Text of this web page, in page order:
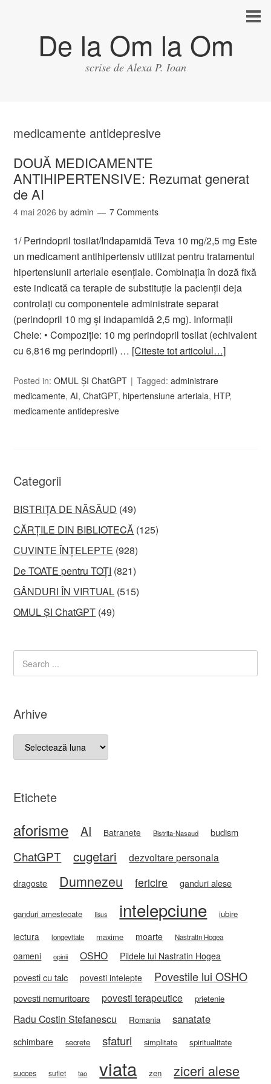
De la Om la Om
scrise de Alexa P. Ioan
medicamente antidepresive
DOUĂ MEDICAMENTE
ANTIHIPERTENSIVE: Rezumat generat
de AI
4 mai 2026 byadmin 7 Comments
1/ Perindopril tosilat/Indapamidă Teva 10 mg/2,5 mg Este
un medicament antihipertensiv utilizat pentru tratamentul
hipertensiunii arteriale esențiale. Combinația în doză fixă
este indicată ca terapie de substituție la pacienții deja
controlați cu componentele administrate separat
(perindopril 10 mg și indapamidă 2,5 mg). Informații
Cheie: • Compoziție: 10 mg perindopril tosilat (echivalent
cu 6,816 mg perindopril) … [Citeste tot articolul…]
Posted in:OMUL ȘI ChatGPT Tagged:administrare
medicamente,AI,ChatGPT, hipertensiune arteriala, HTP,
medicamente antidepresive
Categorii
BISTRIȚA DE NĂSĂUD (49)
CĂRȚILE DIN BIBLIOTECĂ (125)
CUVINTE ÎNȚELEPTE (928)
De TOATE pentru TOȚI (821)
GÂNDURI ÎN VIRTUAL (515)
OMUL ȘI ChatGPT (49)
Arhive
Arhive
Etichete
aforisme AI Batranete Bistrita-Nasaud budism
ChatGPT cugetari dezvoltare personala
dragoste Dumnezeu fericire ganduri alese
ganduri amestecate Iisus intelepciune iubire
lectura longevitate maxime moarte Nastratin Hogea
oameni opinii OSHO Pildele lui Nastratin Hogea
povesti cu talc povesti intelepte Povestile lui OSHO
povesti nemuritoare povesti terapeutice prietenie
Radu Costin Stefanescu Romania sanatate
schimbare secrete sfaturi simplitate spiritualitate
succes suflet tao viata zen ziceri alese